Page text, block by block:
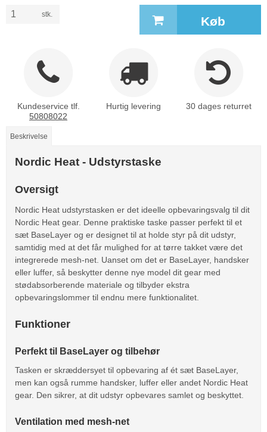
stk. Køb
Kundeservice tlf.
50808022
Hurtig levering 30 dages returret
Beskrivelse
Nordic Heat - Udstyrstaske
Oversigt
Nordic Heat udstyrstasken er det ideelle opbevaringsvalg til dit
Nordic Heat gear. Denne praktiske taske passer perfekt til et
sæt BaseLayer og er designet til at holde styr på dit udstyr,
samtidig med at det får mulighed for at tørre takket være det
integrerede mesh-net. Uanset om det er BaseLayer, handsker
eller luffer, så beskytter denne nye model dit gear med
stødabsorberende materiale og tilbyder ekstra
opbevaringslommer til endnu mere funktionalitet.
Funktioner
Perfekt til BaseLayer og tilbehør
Tasken er skræddersyet til opbevaring af ét sæt BaseLayer,
men kan også rumme handsker, luffer eller andet Nordic Heat
gear. Den sikrer, at dit udstyr opbevares samlet og beskyttet.
Ventilation med mesh-net